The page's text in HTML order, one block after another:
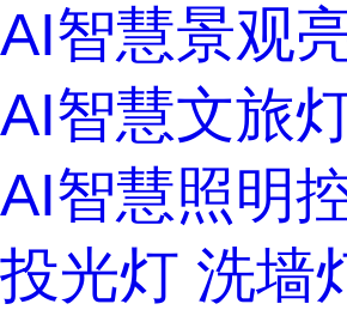
AI智慧景观
AI智慧文旅
AI智慧照明
投光灯 洗墙